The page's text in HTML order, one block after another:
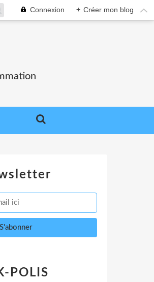
Connexion + Créer mon blog
POLIS